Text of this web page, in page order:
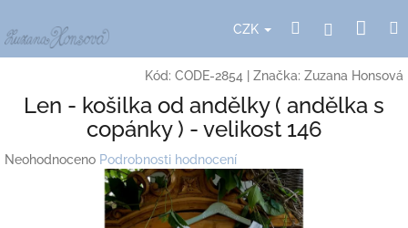
na
obsah
CZK HledatPřihlášení
Kód: CODE-2854 Značka: Zuzana Honsová
Len - košilka od andělky ( andělka s
copánky ) - velikost 146
Průměrné
Neohodnoceno Podrobnosti hodnocení